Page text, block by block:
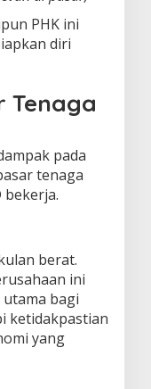
PHK ini
diri
Tenaga
pada
tenaga
bekerja.
berat.
ini
bagi
ketidakpastian
yang